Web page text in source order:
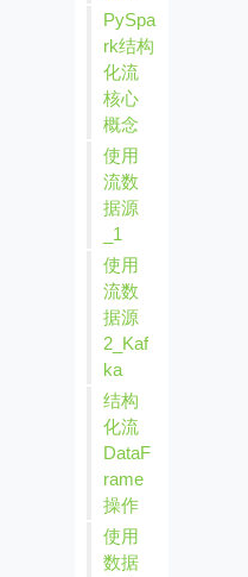
PySpa
rk结构
化流
核心
概念
使用
流数
据源
_1
使用
流数
据源
2_Kaf
ka
结构
化流
DataF
rame
操作
使用
数据